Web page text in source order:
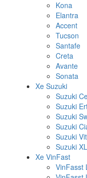
Kona
Elantra
Accent
Tucson
Santafe
Creta
Avante
Sonata
Xe Suzuki
Suzuki
Suzuki
Suzuki
Suzuki
Suzuki
Suzuki
Xe VinFast
VinFasst